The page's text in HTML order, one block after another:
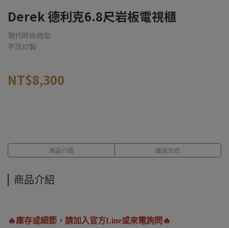
Derek 德利克6.8尺岩板電視櫃
現代時尚造型
不可訂製
NT$8,300
商品介紹 運送方式
商品介紹
🔥庫存或細節，請加入官方Line或來電詢問🔥